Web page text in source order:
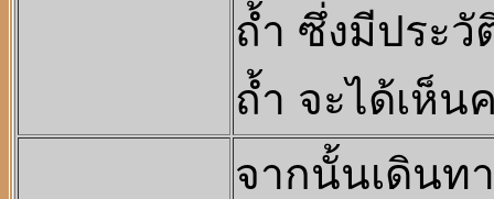
ถ้ำ ซึ่งมีประ
ถ้ำ จะได้เห็น
จากนั้นเดินท